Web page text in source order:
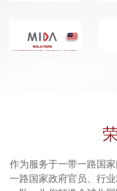
作为服务于一带一路国
一路国家政府官员、行